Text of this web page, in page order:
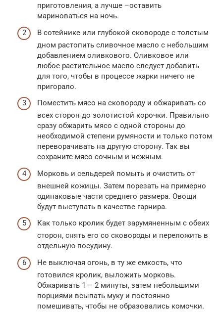
приготовления, а лучше –оставить
мариноваться на ночь.
В сотейнике или глубокой сковороде с толстым
дном растопить сливочное масло с небольшим
добавлением оливкового. Оливковое или
любое растительное масло следует добавить
для того, чтобы в процессе жарки ничего не
пригорало.
Поместить мясо на сковороду и обжаривать со
всех сторон до золотистой корочки. Правильно
сразу обжарить мясо с одной стороны до
необходимой степени румяности и только потом
переворачивать на другую сторону. Так вы
сохраните мясо сочным и нежным.
Морковь и сельдерей помыть и очистить от
внешней кожицы. Затем порезать на примерно
одинаковые части среднего размера. Овощи
будут выступать в качестве гарнира.
Как только кролик будет зарумяненным с обеих
сторон, снять его со сковороды и переложить в
отдельную посудину.
Не выключая огонь, в ту же емкость, что
готовился кролик, выложить морковь.
Обжаривать 1 – 2 минуты, затем небольшими
порциями всыпать муку и постоянно
помешивать, чтобы не образовались комочки.